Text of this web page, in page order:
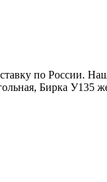
по России.
Бирка У135